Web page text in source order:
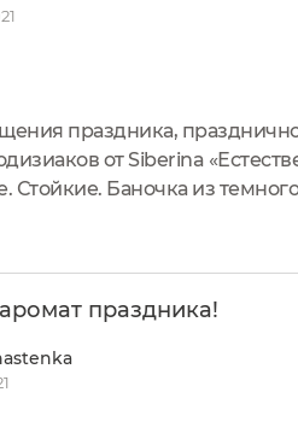
праздника,
от Siberina
Баночка из
праздника!